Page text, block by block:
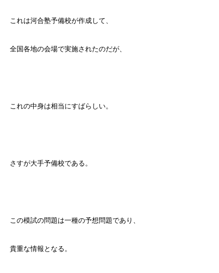
これは河合塾予備校が作成して、
全国各地の会場で実施されたのだが、
これの中身は相当にすばらしい。
さすが大手予備校である。
この模試の問題は一種の予想問題であり、
貴重な情報となる。